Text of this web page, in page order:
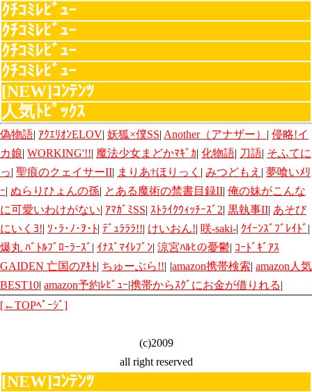
ｸﾁｺﾐﾚﾋﾞｭｰ
ｸﾁｺﾐﾚﾋﾞｭｰ
ｸﾁｺﾐﾚﾋﾞｭｰ
ｸﾁｺﾐﾚﾋﾞｭｰ
[NEW]ｺﾝﾃﾝﾂ
人気ﾄﾋﾟｯｸｽ
偽物語| ｱｸｴﾘｵﾝELOV| 妖狐×僕SS| Another（アナザー） | 侵略!イ
カ娘| WORKING'!!| 魔法少女まどかﾏｷﾞｶ| 化物語| 刀語| そふてに
っ| 聖痕のクェイサーII| まりあ†ほりっく | みつどもえ | 夢喰いﾒﾘ
ｰ| ぬらりひょんの孫| とある魔術の禁書目録II| 俺の妹がこんな
に可愛いわけがない| ｱﾏｶﾞﾐSS| ｽﾄﾗｲｸｳｨｯﾁｰｽﾞ2| 黒執事II| あそび
にいくﾖ!| ｿ･ﾗ･ﾉ･ｦ･ﾄ| ﾃﾞｭﾗﾗﾗ!!| けいおん!| 咲-saki-| ｸｲｰﾝｽﾞﾌﾞﾚｲﾄﾞ |
爆丸 ﾊﾞﾄﾙﾌﾞﾛｰﾗｰｽﾞ | ｲﾅｽﾞﾏｲﾚﾌﾞﾝ| 涼宮ﾊﾙﾋの憂鬱| ｺｰﾄﾞｷﾞｱｽ
GAIDEN 亡国のｱｷﾄ| ちゅーぶら!!| |amazon携帯検索| amazon人気
BEST10| amazon予約ﾚﾋﾞｭｰ|携帯からｽｸﾞにお金が借りれる|
[←TOPﾍﾟｰｼﾞ]
(c)2009
all right reserved
[NEW]ｺﾝﾃﾝﾂ